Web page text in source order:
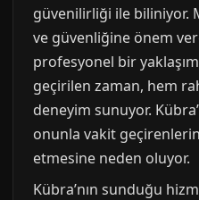
güvenilirliği ile biliniyor.
ve güvenliğine önem
profesyonel bir
geçirilen zaman, hem
deneyim sunuyor.
onunla vakit
etmesine neden oluyor.
Kübra’nın sunduğu